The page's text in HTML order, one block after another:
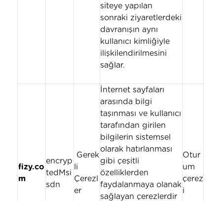
siteye yapılan
sonraki ziyaretlerdeki
davranışın aynı
kullanıcı kimliğiyle
ilişkilendirilmesini
sağlar.
fizy.co
m
encryp
tedMsi
sdn
Gerek
li
Çerezl
er
İnternet sayfaları
arasında bilgi
taşınması ve kullanıcı
tarafından girilen
bilgilerin sistemsel
olarak hatırlanması
gibi çeşitli
özelliklerden
faydalanmaya olanak
sağlayan çerezlerdir
Otur
um
çerez
i